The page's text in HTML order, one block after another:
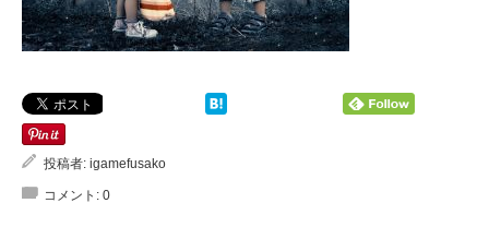
投稿者: igamefusako
コメント: 0